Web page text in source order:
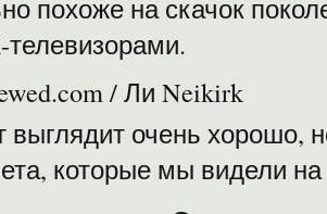
похоже на скачок
/ Ли Neikirk
выглядит очень хорошо,
которые мы видели